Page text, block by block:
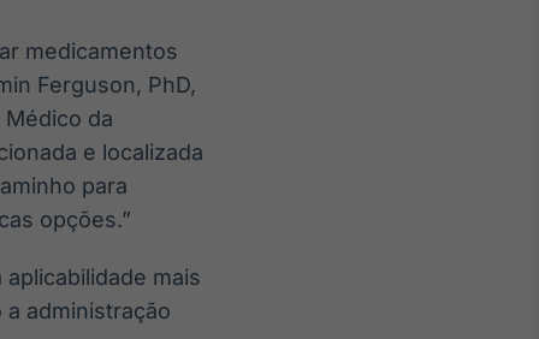
medicamentos
Ferguson, PhD,
da
e localizada
para
opções.”
mais
administração